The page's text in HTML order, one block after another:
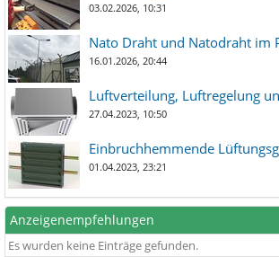
03.02.2026, 10:31
Nato Draht und Natodraht im
16.01.2026, 20:44
Luftverteilung, Luftregelung
27.04.2023, 10:50
Einbruchhemmende
01.04.2023, 23:21
Anzeigenempfehlungen
Es wurden keine Einträge gefunden.